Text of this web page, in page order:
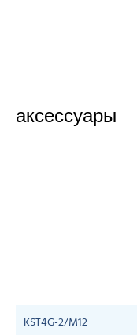
аксессуары
KST4G-2/M12